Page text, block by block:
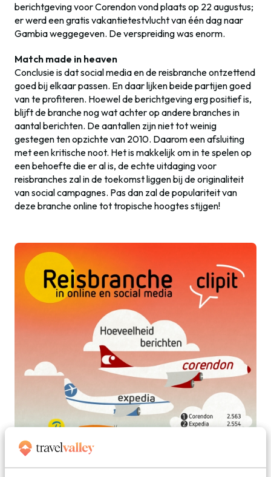
berichtgeving voor Corendon vond plaats op 22 augustus;
er werd een gratis vakantietestvlucht van één dag naar
Gambia weggegeven. De verspreiding was enorm.
Match made in heaven
Conclusie is dat social media en de reisbranche ontzettend
goed bij elkaar passen. En daar lijken beide partijen goed
van te profiteren. Hoewel de berichtgeving erg positief is,
blijft de branche nog wat achter op andere branches in
aantal berichten. De aantallen zijn niet tot weinig
gestegen ten opzichte van 2010. Daarom een afsluiting
met een kritische noot. Het is makkelijk om in te spelen op
een behoefte die er al is, de echte uitdaging voor
reisbranches zal in de toekomst liggen bij de originaliteit
van social campagnes. Pas dan zal de populariteit van
deze branche online tot tropische hoogtes stijgen!